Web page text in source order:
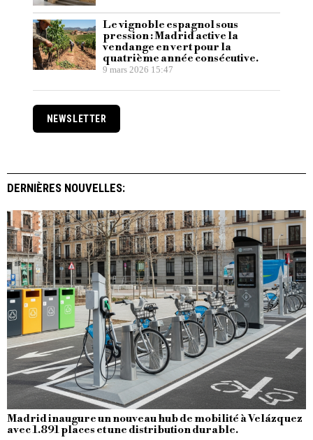
Le vignoble espagnol sous
pression : Madrid active la
vendange en vert pour la
quatrième année consécutive.
9 mars 2026 15:47
NEWSLETTER
DERNIÈRES NOUVELLES:
Madrid inaugure un nouveau hub de mobilité à Velázquez
avec 1.891 places et une distribution durable.